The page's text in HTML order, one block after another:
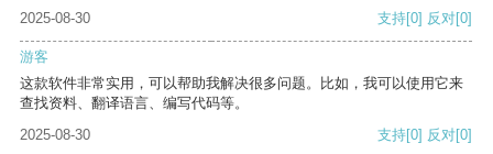
2025-08-30
支持[0] 反对[0]
游客
这款软件非常实用，可以帮助我解决很多问题。比如，我可以使用它来
查找资料、翻译语言、编写代码等。
2025-08-30
支持[0] 反对[0]